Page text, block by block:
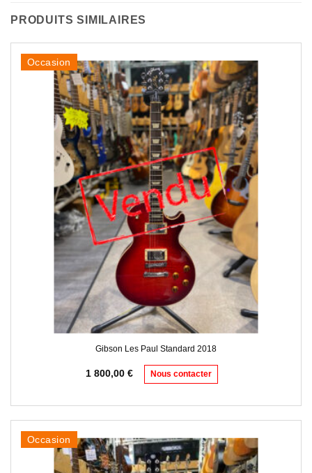
PRODUITS SIMILAIRES
Occasion
Gibson Les Paul Standard 2018
1 800,00 € Nous contacter
Occasion